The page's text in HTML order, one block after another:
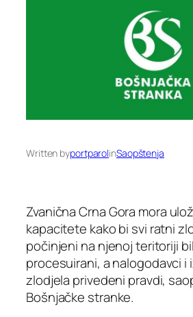
Written byportparolinSaopštenja
Zvanična Crna Gora mora
kapacitete kako bi svi ratni
počinjeni na njenoj teritoriji
procesuirani, a nalogodavci i
zlodjela privedeni pravdi,
Bošnjačke stranke.